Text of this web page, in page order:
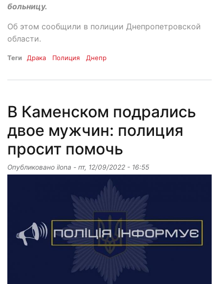
больницу.
Об этом сообщили в полиции Днепропетровской
области.
Теги Драка Полиция Днепр
В Каменском подрались
двое мужчин: полиция
просит помочь
Опубликовано ilona - пт, 12/09/2022 - 16:55